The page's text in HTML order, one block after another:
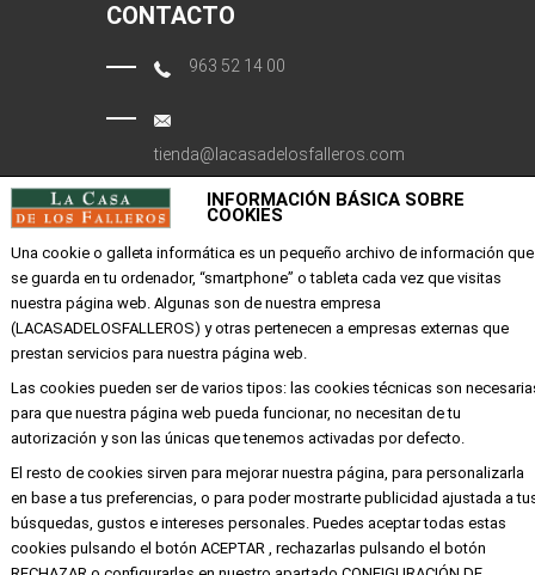
CONTACTO
963 52 14 00
tienda@lacasadelosfalleros.com
Calle Quevedo 6
EMPRESA
Mi cuenta
Aviso legal
Política de privacidad y cookies
Condiciones de compra
Copyright ©AlbaTodos los derechos
INFORMACIÓN BÁSICA SOBRE
COOKIES
Una cookie o galleta informática es un pequeño archivo de información que
se guarda en tu ordenador, “smartphone” o tableta cada vez que visitas
nuestra página web. Algunas son de nuestra empresa
(LACASADELOSFALLEROS) y otras pertenecen a empresas externas que
prestan servicios para nuestra página web.
Las cookies pueden ser de varios tipos: las cookies técnicas son
para que nuestra página web pueda funcionar, no necesitan de tu
autorización y son las únicas que tenemos activadas por defecto.
El resto de cookies sirven para mejorar nuestra página, para personalizarla
en base a tus preferencias, o para poder mostrarte publicidad ajustada a
búsquedas, gustos e intereses personales. Puedes aceptar todas estas
cookies pulsando el botón ACEPTAR , rechazarlas pulsando el botón